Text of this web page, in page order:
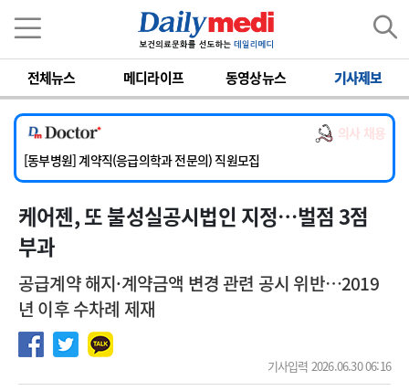
전체뉴스 메디라이프 동영상뉴스 기사제보
의사 채용
[서울아산병원] 2026년 하반기 인턴 모집
[영남대학교의료원] 마취통증의학과 임기제 임상의사 채용
[충남대학교병원] 소아청소년과(소아응급전담) 계약직 의사 공개채용
[동부병원] 계약직(응급의학과 전문의) 직원모집
[이대목동병원] 하반기 전공의(레지던트1년차) 모집
[서울아산병원] 2026년 하반기 인턴 모집
[영남대학교의료원] 마취통증의학과 임기제 임상의사 채용
케어젠, 또 불성실공시법인 지정…벌점 3점
부과
공급계약 해지·계약금액 변경 관련 공시 위반…2019
년 이후 수차례 제재
기사입력 2026.06.30 06:16